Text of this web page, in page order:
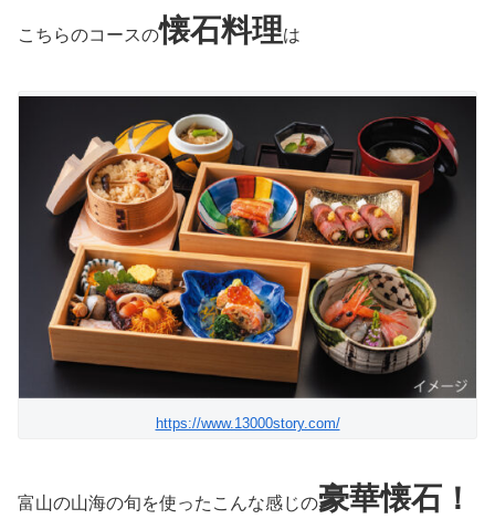
こちらのコースの懐石料理は
https://www.13000story.com/
富山の山海の旬を使ったこんな感じの豪華懐石！